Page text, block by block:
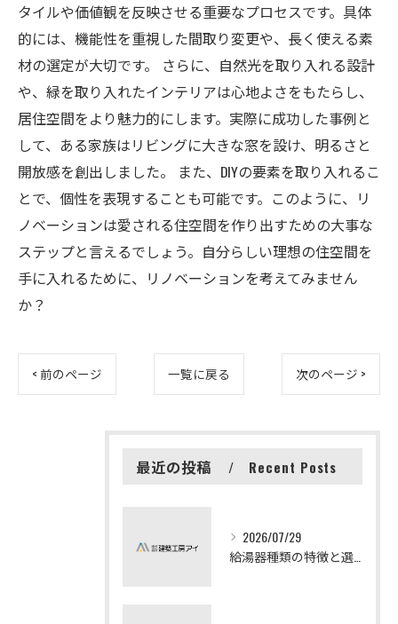
タイルや価値観を反映させる重要なプロセスです。具体
的には、機能性を重視した間取り変更や、長く使える素
材の選定が大切です。 さらに、自然光を取り入れる設計
や、緑を取り入れたインテリアは心地よさをもたらし、
居住空間をより魅力的にします。実際に成功した事例と
して、ある家族はリビングに大きな窓を設け、明るさと
開放感を創出しました。 また、DIYの要素を取り入れるこ
とで、個性を表現することも可能です。このように、リ
ノベーションは愛される住空間を作り出すための大事な
ステップと言えるでしょう。自分らしい理想の住空間を
手に入れるために、リノベーションを考えてみません
か？
< 前のページ 一覧に戻る 次のページ >
最近の投稿 Recent Posts
2026/07/29